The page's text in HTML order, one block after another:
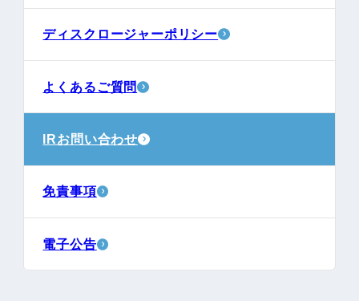
ディスクロージャーポリシー
よくあるご質問
IRお問い合わせ
免責事項
電子公告